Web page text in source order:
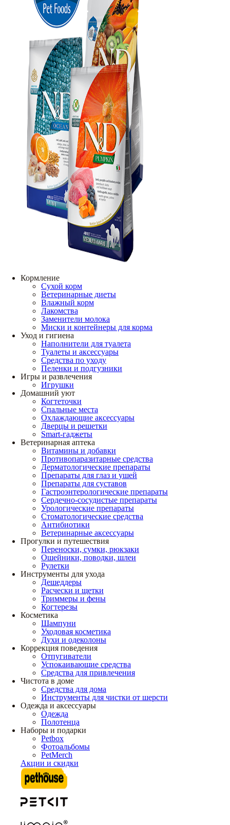
Кормление
Сухой корм
Ветеринарные диеты
Влажный корм
Лакомства
Заменители молока
Миски и контейнеры для корма
Уход и гигиена
Наполнители для туалета
Туалеты и аксессуары
Средства по уходу
Пеленки и подгузники
Игры и развлечения
Игрушки
Домашний уют
Когтеточки
Спальные места
Охлаждающие аксессуары
Дверцы и решетки
Smart-гаджеты
Ветеринарная аптека
Витамины и добавки
Противопаразитарные средства
Дерматологические препараты
Препараты для глаз и ушей
Препараты для суставов
Гастроэнтерологические препараты
Сердечно-сосудистые препараты
Урологические препараты
Стоматологические средства
Антибиотики
Ветеринарные аксессуары
Прогулки и путешествия
Переноски, сумки, рюкзаки
Ошейники, поводки, шлеи
Рулетки
Инструменты для ухода
Дешеддеры
Расчески и щетки
Триммеры и фены
Когтерезы
Косметика
Шампуни
Уходовая косметика
Духи и одеколоны
Коррекция поведения
Отпугиватели
Успокаивающие средства
Средства для привлечения
Чистота в доме
Средства для дома
Инструменты для чистки от шерсти
Одежда и аксессуары
Одежда
Полотенца
Наборы и подарки
Petbox
Фотоальбомы
PetMerch
Акции и скидки